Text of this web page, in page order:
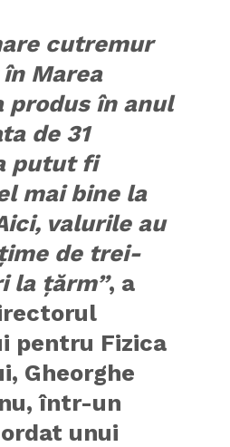
cutremur
Marea
produs în anul
de 31
putut fi
mai bine la
valurile au
de trei-
la țărm”, a
pentru Fizica
Gheorghe
într-un
unui